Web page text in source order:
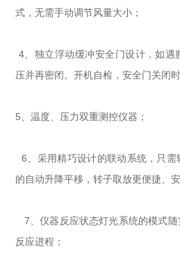
式，无需手动调节风量大小；
4、独立浮动缓冲安全门设计，如遇
压并再密闭。开机自检，安全门关闭
5、温度、压力双重测控仪器；
6、采用精巧设计的联动系统，只
的自动升降平移，转子取放更便捷、安
7、仪器反应状态灯光系统的模式
反应进程；